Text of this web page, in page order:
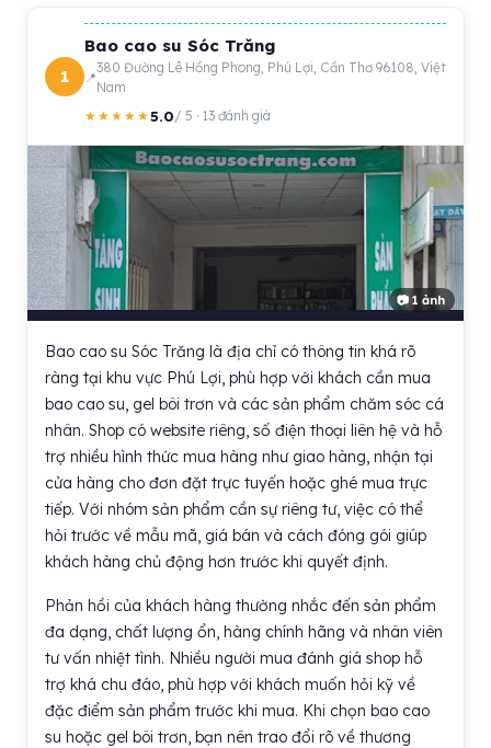
1
Bao cao su Sóc Trăng
380 Đường Lê Hồng Phong, Phú Lợi, Cần Thơ 96108, Việt
Nam
★★★★★5.0/ 5 · 13 đánh giá
📷 1 ảnh
Bao cao su Sóc Trăng là địa chỉ có thông tin khá rõ
ràng tại khu vực Phú Lợi, phù hợp với khách cần mua
bao cao su, gel bôi trơn và các sản phẩm chăm sóc cá
nhân. Shop có website riêng, số điện thoại liên hệ và hỗ
trợ nhiều hình thức mua hàng như giao hàng, nhận tại
cửa hàng cho đơn đặt trực tuyến hoặc ghé mua trực
tiếp. Với nhóm sản phẩm cần sự riêng tư, việc có thể
hỏi trước về mẫu mã, giá bán và cách đóng gói giúp
khách hàng chủ động hơn trước khi quyết định.
Phản hồi của khách hàng thường nhắc đến sản phẩm
đa dạng, chất lượng ổn, hàng chính hãng và nhân viên
tư vấn nhiệt tình. Nhiều người mua đánh giá shop hỗ
trợ khá chu đáo, phù hợp với khách muốn hỏi kỹ về
đặc điểm sản phẩm trước khi mua. Khi chọn bao cao
su hoặc gel bôi trơn, bạn nên trao đổi rõ về thương